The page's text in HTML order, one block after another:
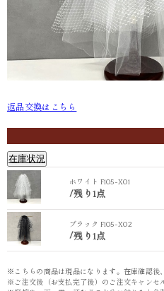
ホワイト F105-X01
返品交換はこちら
在庫状況
ホワイト F105-X01
/残り1点
ブラック F105-X02
/残り1点
※こちらの商品は現品になります。在庫確認後
※ご注文後（お支払完了後）のご注文キャンセ